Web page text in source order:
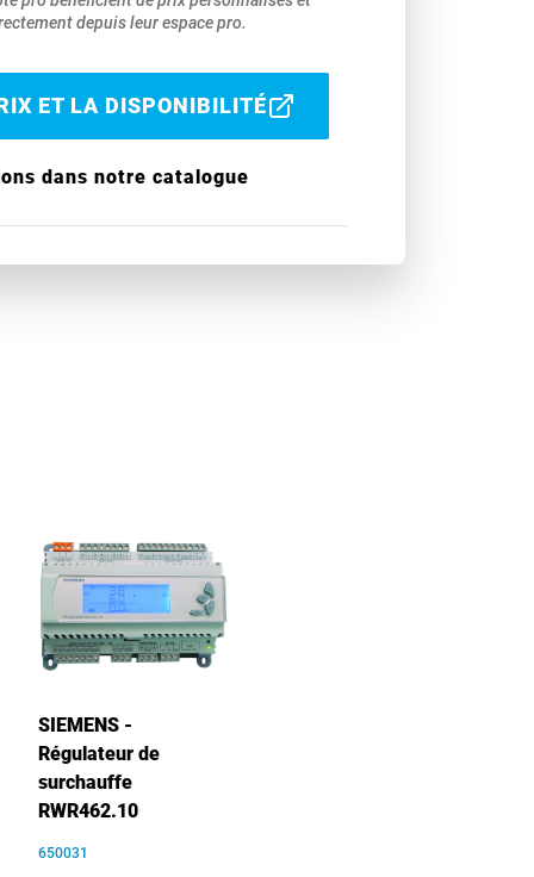
depuis leur espace pro.
ET LA DISPONIBILITÉ
dans notre catalogue
SIEMENS -
Régulateur de
surchauffe
RWR462.10
650031